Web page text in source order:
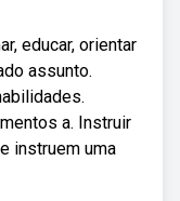
educar, orientar
assunto.
a. Instruir
instruem uma